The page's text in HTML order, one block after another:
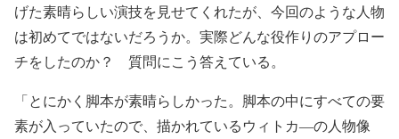
げた素晴らしい演技を見せてくれたが、今回のような人物
は初めてではないだろうか。実際どんな役作りのアプロー
チをしたのか？ 質問にこう答えている。
「とにかく脚本が素晴らしかった。脚本の中にすべての要
素が入っていたので、描かれているウィトカ―の人物像